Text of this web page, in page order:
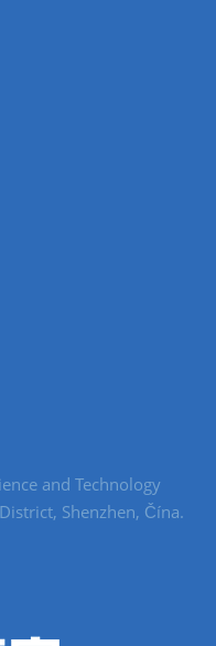
and Technology
Shenzhen, Čína.